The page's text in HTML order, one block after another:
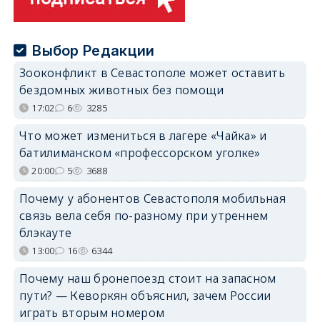
Выбор Редакции
Зооконфликт в Севастополе может оставить
бездомных животных без помощи
17:02 6 3285
Что может измениться в лагере «Чайка» и
батилиманском «профессорском уголке»
20:00 5 3688
Почему у абонентов Севастополя мобильная
связь вела себя по-разному при утреннем
блэкауте
13:00 16 6344
Почему наш бронепоезд стоит на запасном
пути? — Кеворкян объяснил, зачем России
играть вторым номером